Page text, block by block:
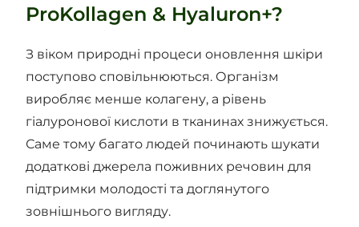
ProKollagen & Hyaluron+?
З віком природні процеси оновлення шкіри
поступово сповільнюються. Організм
виробляє менше колагену, а рівень
гіалуронової кислоти в тканинах знижується.
Саме тому багато людей починають шукати
додаткові джерела поживних речовин для
підтримки молодості та доглянутого
зовнішнього вигляду.